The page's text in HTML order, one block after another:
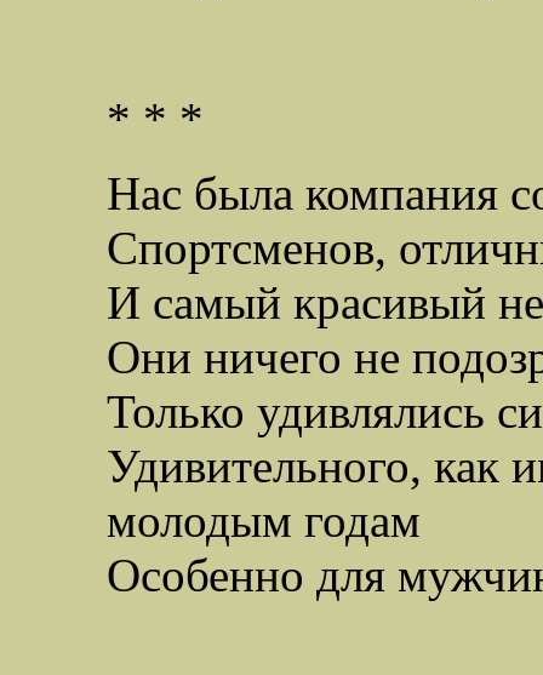
* * *
Нас была компания
Спортсменов,
И самый красивый
Они ничего не
Только удивлялись
Удивительного, как
молодым годам
Особенно для